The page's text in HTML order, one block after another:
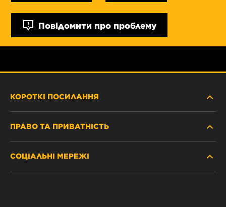
Повідомити про проблему
КОРОТКІ ПОСИЛАННЯ
ПРАВО ТА ПРИВАТНІСТЬ
СОЦІАЛЬНІ МЕРЕЖІ